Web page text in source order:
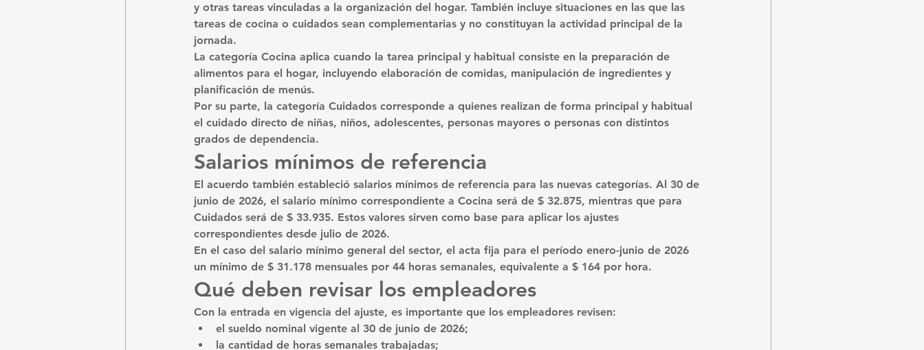
y otras tareas vinculadas a la organización del hogar. También incluye situaciones en las que las
tareas de cocina o cuidados sean complementarias y no constituyan la actividad principal de la
jornada.
La categoría Cocina aplica cuando la tarea principal y habitual consiste en la preparación de
alimentos para el hogar, incluyendo elaboración de comidas, manipulación de ingredientes y
planificación de menús.
Por su parte, la categoría Cuidados corresponde a quienes realizan de forma principal y habitual
el cuidado directo de niñas, niños, adolescentes, personas mayores o personas con distintos
grados de dependencia.
Salarios mínimos de referencia
El acuerdo también estableció salarios mínimos de referencia para las nuevas categorías. Al 30 de
junio de 2026, el salario mínimo correspondiente a Cocina será de $ 32.875, mientras que para
Cuidados será de $ 33.935. Estos valores sirven como base para aplicar los ajustes
correspondientes desde julio de 2026.
En el caso del salario mínimo general del sector, el acta fija para el período enero-junio de 2026
un mínimo de $ 31.178 mensuales por 44 horas semanales, equivalente a $ 164 por hora.
Qué deben revisar los empleadores
Con la entrada en vigencia del ajuste, es importante que los empleadores revisen:
el sueldo nominal vigente al 30 de junio de 2026;
la cantidad de horas semanales trabajadas;